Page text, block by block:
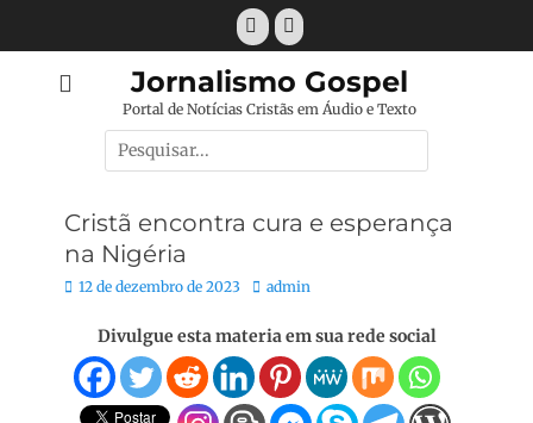
conteúdo
Facebook
E-
mail
Jornalismo Gospel
Portal de Notícias Cristãs em Áudio e Texto
Pesquisar
por:
Cristã encontra cura e esperança
na Nigéria
Posted
12 de dezembro de 2023 Autor:
admin
Divulgue esta materia em sua rede social